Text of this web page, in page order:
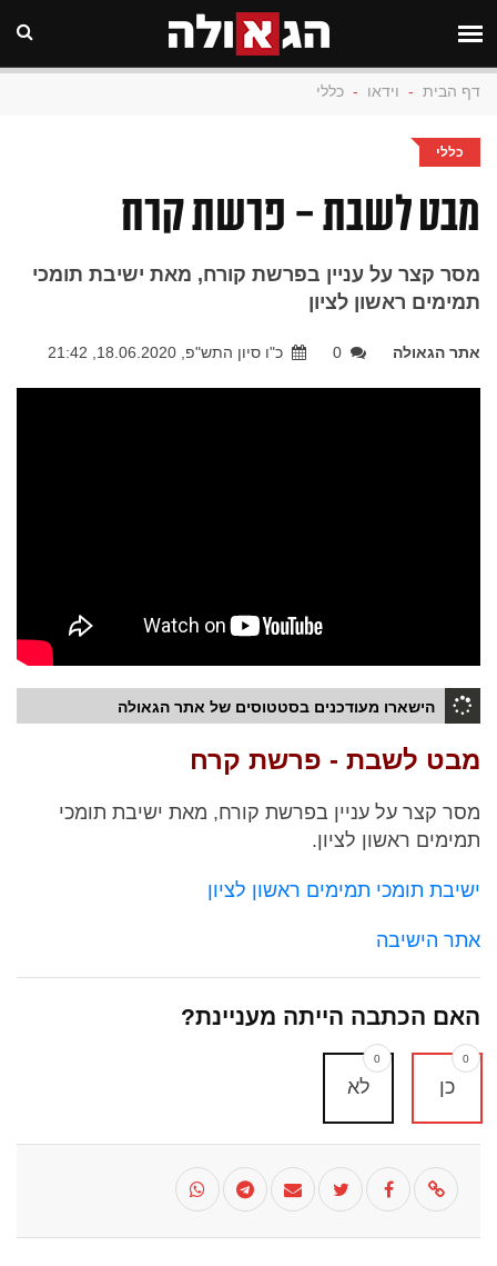
דף הבית - וידאו - כללי
כללי
מבט לשבת - פרשת קרח
מסר קצר על עניין בפרשת קורח, מאת ישיבת תומכי
תמימים ראשון לציון
אתר הגאולה 0 כ"ו סיון התש"פ, 18.06.2020, 21:42
הישארו מעודכנים בסטטוסים של אתר הגאולה
מבט לשבת - פרשת קרח
מסר קצר על עניין בפרשת קורח, מאת ישיבת תומכי
תמימים ראשון לציון.
ישיבת תומכי תמימים ראשון לציון
אתר הישיבה
האם הכתבה הייתה מעניינת?
כן
0
לא
0